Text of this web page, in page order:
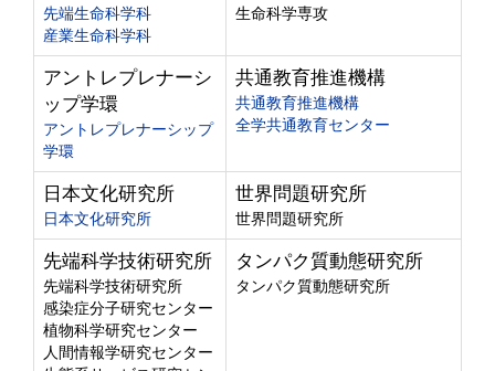
先端生命科学科
産業生命科学科
生命科学専攻
アントレプレナーシ
ップ学環
アントレプレナーシップ
学環
共通教育推進機構
共通教育推進機構
全学共通教育センター
日本文化研究所
日本文化研究所
世界問題研究所
世界問題研究所
先端科学技術研究所
先端科学技術研究所
感染症分子研究センター
植物科学研究センター
人間情報学研究センター
タンパク質動態研究所
タンパク質動態研究所